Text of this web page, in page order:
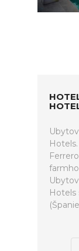
Hotels